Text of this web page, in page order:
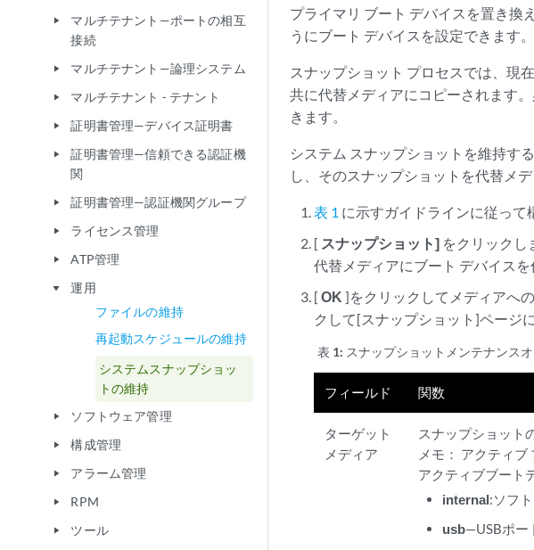
play_arrow
マルチテナント—ポートの相互
接続
play_arrow マルチテナント—論理システム
play_arrow マルチテナント - テナント
play_arrow 証明書管理—デバイス証明書
play_arrow
証明書管理—信頼できる認証機
関
play_arrow 証明書管理—認証機関グループ
play_arrow ライセンス管理
play_arrow ATP管理
play_arrow
運用
ファイルの維持
再起動スケジュールの維持
システムスナップショッ
トの維持
play_arrow ソフトウェア管理
play_arrow 構成管理
play_arrow アラーム管理
play_arrow RPM
play_arrow ツール
プライマリ ブート デバイスを置き換
うにブート デバイスを設定できます。
スナップショット プロセスでは、現
共に代替メディアにコピーされます
きます。
システム スナップショットを維持す
し、そのスナップショットを代替メデ
表 1 に示すガイドラインに従って
[ スナップショット] をクリックし
代替メディアにブート デバイスを
[OK ]をクリックしてメディアへ
クして[スナップショット]ページ
表 1: スナップショットメンテナンス
フィールド 関数
ターゲット
メディア
スナップショット
メモ： アクティブ
アクティブブート
internal:ソフ
usb—USBポー